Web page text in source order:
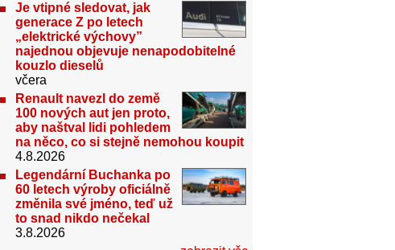
Je vtipné sledovat, jak
generace Z po letech
„elektrické výchovy”
najednou objevuje nenapodobitelné
kouzlo dieselů
včera
Renault navezl do země
100 nových aut jen proto,
aby naštval lidi pohledem
na něco, co si stejně nemohou koupit
4.8.2026
Legendární Buchanka po
60 letech výroby oficiálně
změnila své jméno, teď už
to snad nikdo nečekal
3.8.2026